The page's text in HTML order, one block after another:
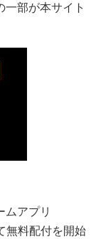
一部が本サイト
ムアプリ
無料配付を開始